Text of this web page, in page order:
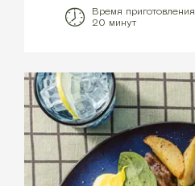
Время приготовления
20 минут